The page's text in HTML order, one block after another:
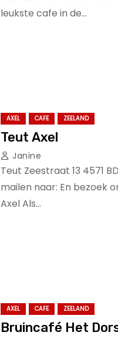
leukste cafe in de…
AXEL CAFE ZEELAND
Teut Axel
Janine
Teut Zeestraat 13 4571
mailen naar: En bezoek
Axel Als…
AXEL CAFE ZEELAND
Bruincafé Het